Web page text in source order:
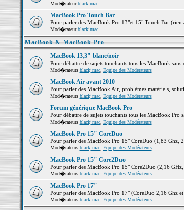
Mod�rateurblackjmac
MacBook Pro Touch Bar
Pour parler des MacBook Pro 13"et 15" Touch Bar
Mod�rateurblackjmac
MacBook & MacBook Pro
MacBook 13,3" blanc/noir
Pour débattre de sujets touchants tous les MacBook
Mod�rateurs blackjmac, Equipe des Modérateurs
MacBook Air avant 2010
Pour parler des MacBook Air, problèmes matériels,
Mod�rateurs blackjmac, Equipe des Modérateurs
Forum générique MacBook Pro
Pour débattre de sujets touchants tous les MacBook Pro
Mod�rateurs blackjmac, Equipe des Modérateurs
MacBook Pro 15" CoreDuo
Pour parler des MacBook Pro 15" CoreDuo (1,83 Ghz,
Mod�rateurs blackjmac, Equipe des Modérateurs
MacBook Pro 15" Core2Duo
Pour parler des MacBook Pro 15" Core2Duo (2,16
Mod�rateurs blackjmac, Equipe des Modérateurs
MacBook Pro 17"
Pour parler des MacBook Pro 17" (CoreDuo 2,16 Ghz
Mod�rateurs blackjmac, Equipe des Modérateurs